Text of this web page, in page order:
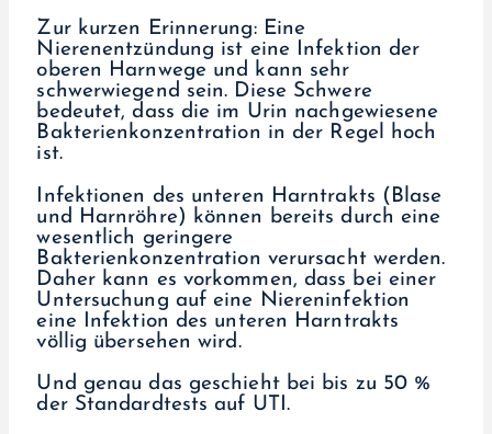
Zur kurzen Erinnerung: Eine
Nierenentzündung ist eine Infektion der
oberen Harnwege und kann sehr
schwerwiegend sein. Diese Schwere
bedeutet, dass die im Urin nachgewiesene
Bakterienkonzentration in der Regel hoch
ist.
Infektionen des unteren Harntrakts (Blase
und Harnröhre) können bereits durch eine
wesentlich geringere
Bakterienkonzentration verursacht werden.
Daher kann es vorkommen, dass bei einer
Untersuchung auf eine Niereninfektion
eine Infektion des unteren Harntrakts
völlig übersehen wird.
Und genau das geschieht bei bis zu 50 %
der Standardtests auf UTI.